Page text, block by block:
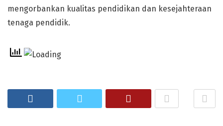
mengorbankan kualitas pendidikan dan kesejahteraan
tenaga pendidik.